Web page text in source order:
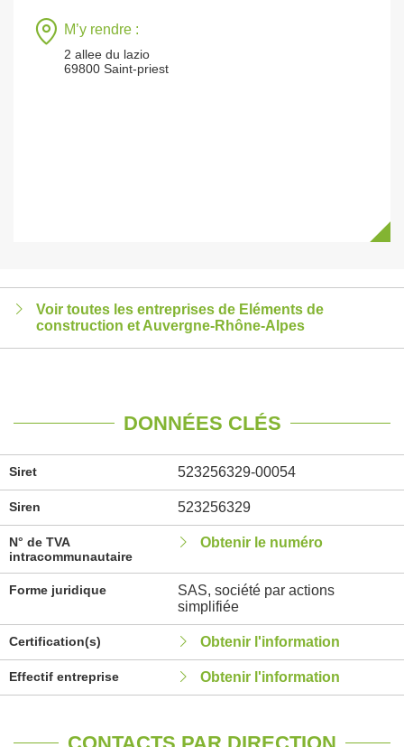
M’y rendre :
2 allee du lazio
69800 Saint-priest
Voir toutes les entreprises de Eléments de
construction et Auvergne-Rhône-Alpes
DONNÉES CLÉS
Siret 523256329-00054
Siren 523256329
N° de TVA
intracommunautaire
Obtenir le numéro
Forme juridique
SAS, société par actions
simplifiée
Certification(s) Obtenir l'information
Effectif entreprise Obtenir l'information